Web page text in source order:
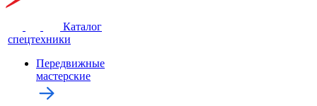
Каталог
спецтехники
Передвижные
мастерские